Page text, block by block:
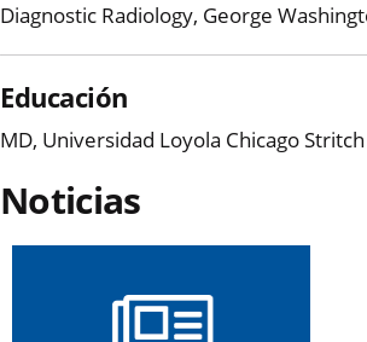
Diagnostic Radiology, George
Educación
MD, Universidad Loyola Chicago
Noticias